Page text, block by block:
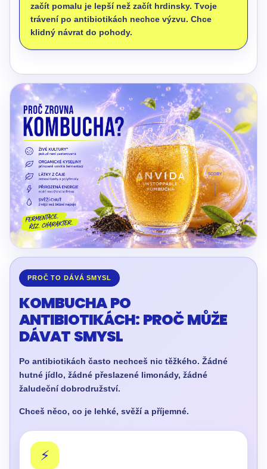
začít pomalu je lepší než začít hrdinsky. Tvoje
trávení po antibiotikách nechce výzvu. Chce
klidný návrat do pohody.
PROČ TO DÁVÁ SMYSL
KOMBUCHA PO
ANTIBIOTIKÁCH: PROČ MŮŽE
DÁVAT SMYSL
Po antibiotikách často nechceš nic těžkého. Žádné
hutné jídlo, žádné přeslazené limonády, žádné
žaludeční dobrodružství.
Chceš něco, co je lehké, svěží a příjemné.
⚡